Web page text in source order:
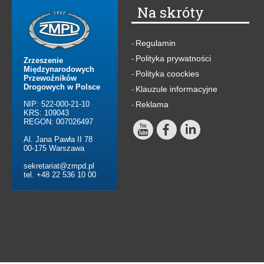
Zrzeszenie
Międzynarodowych
Przewoźników
Drogowych w Polsce
NIP: 522-000-21-10
KRS: 109043
REGON: 007026497
Al. Jana Pawła II 78
00-175 Warszawa
sekretariat@zmpd.pl
tel. +48 22 536 10 00
Na skróty
- Regulamin
- Polityka prywatności
- Polityka coockies
- Klauzule informacyjne
- Reklama